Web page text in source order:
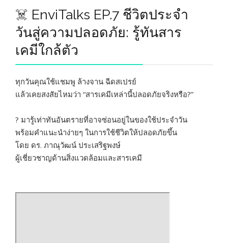
☠️ EnviTalks EP.7 ชีวิตประจำ
วันสู่ความปลอดภัย: รู้ทันสาร
เคมีใกล้ตัว
ทุกวันคุณใช้แชมพู ล้างจาน ฉีดสเปรย์
แล้วเคยสงสัยไหมว่า “สารเคมีเหล่านี้ปลอดภัยจริงหรือ?”
? มารู้เท่าทันอันตรายที่อาจซ่อนอยู่ในของใช้ประจำวัน
พร้อมคำแนะนำง่ายๆ ในการใช้ชีวิตให้ปลอดภัยขึ้น
โดย ดร. ภาณุวัฒน์ ประเสริฐพงษ์
ผู้เชี่ยวชาญด้านสิ่งแวดล้อมและสารเคมี